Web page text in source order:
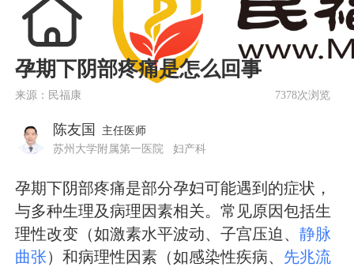
孕期下阴部疼痛是怎么回事
来源：民福康 7378次浏览
陈友国
主任医师
苏州大学附属第一医院
妇产科
孕期下阴部疼痛是部分孕妇可能遇到的症状，
与多种生理及病理因素相关。常见原因包括生
理性改变（如激素水平波动、子宫压迫、 静脉
曲张）和病理性因素（如感染性疾病、 先兆流